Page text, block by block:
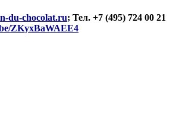
du-chocolat.ru; Тел. +7 (495) 724 00 21
ZKyxBaWAEE4